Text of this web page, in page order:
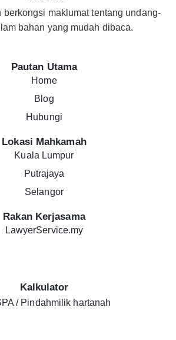
berkongsi maklumat tentang undang-
bahan yang mudah dibaca.
Pautan Utama
Home
Blog
Hubungi
Lokasi Mahkamah
Kuala Lumpur
Putrajaya
Selangor
Rakan Kerjasama
LawyerService.my
Kalkulator
/ Pindahmilik hartanah